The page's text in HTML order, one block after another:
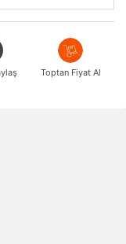
Toptan Fiyat Al